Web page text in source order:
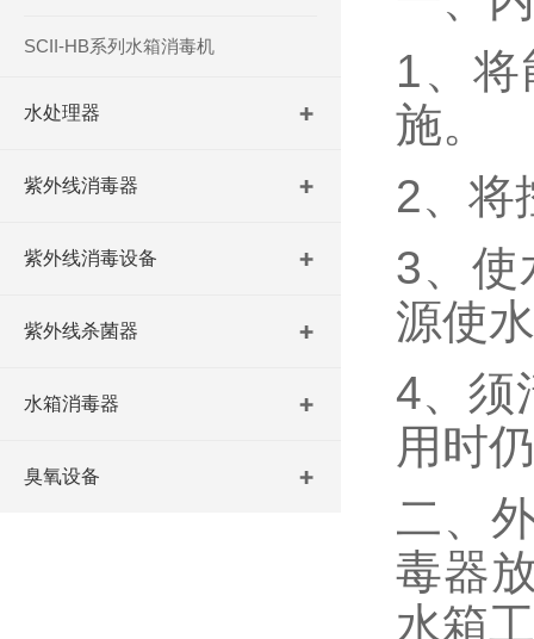
SCII-HB系列水箱消毒机
水处理器
紫外线消毒器
紫外线消毒设备
紫外线杀菌器
水箱消毒器
臭氧设备
1、
施。
2、将
3、使
源使
4、须
用时
二、
毒器
水箱